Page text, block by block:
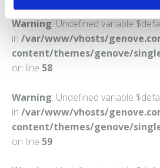
Warning: Undefined variable
in /var/www/vhosts/
content/themes/genove/
on line 58
Warning: Undefined variable
in /var/www/vhosts/
content/themes/genove/
on line 59